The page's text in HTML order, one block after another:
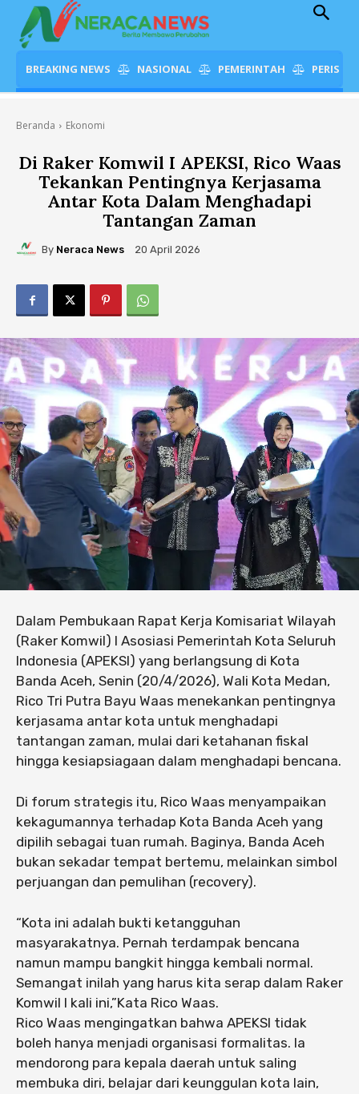
BREAKING NEWS NASIONAL PEMERINTAH
Beranda Ekonomi
Di Raker Komwil I APEKSI, Rico Waas
Tekankan Pentingnya Kerjasama
Antar Kota Dalam Menghadapi
Tantangan Zaman
By Neraca News 20 April 2026
Dalam Pembukaan Rapat Kerja Komisariat Wilayah
(Raker Komwil) I Asosiasi Pemerintah Kota Seluruh
Indonesia (APEKSI) yang berlangsung di Kota
Banda Aceh, Senin (20/4/2026), Wali Kota Medan,
Rico Tri Putra Bayu Waas menekankan pentingnya
kerjasama antar kota untuk menghadapi
tantangan zaman, mulai dari ketahanan fiskal
hingga kesiapsiagaan dalam menghadapi bencana.
Di forum strategis itu, Rico Waas menyampaikan
kekagumannya terhadap Kota Banda Aceh yang
dipilih sebagai tuan rumah. Baginya, Banda Aceh
bukan sekadar tempat bertemu, melainkan simbol
perjuangan dan pemulihan (recovery).
“Kota ini adalah bukti ketangguhan
masyarakatnya. Pernah terdampak bencana
namun mampu bangkit hingga kembali normal.
Semangat inilah yang harus kita serap dalam Raker
Komwil I kali ini,”Kata Rico Waas.
Rico Waas mengingatkan bahwa APEKSI tidak
boleh hanya menjadi organisasi formalitas. Ia
mendorong para kepala daerah untuk saling
membuka diri, belajar dari keunggulan kota lain,